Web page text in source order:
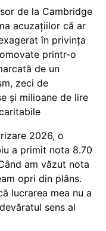
de la Cambridge
acuzațiilor că ar
în privința
printr-o
de un
zeci de
și milioane de lire
2026, o
a primit nota 8.70
am văzut nota
opri din plâns.
lucrarea mea nu a
sens al